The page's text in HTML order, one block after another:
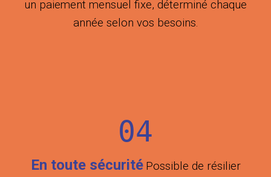
un paiement mensuel fixe, déterminé chaque
année selon vos besoins.
04
En toute sécurité Possible de résilier